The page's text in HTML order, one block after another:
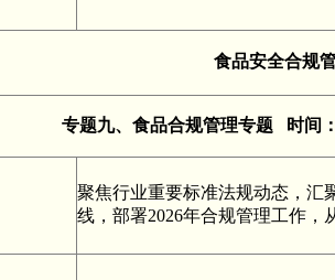
食品安全合规
专题九、食品合规管理专题 时间
聚焦行业重要标准法规动态，汇
线，部署2026年合规管理工作，